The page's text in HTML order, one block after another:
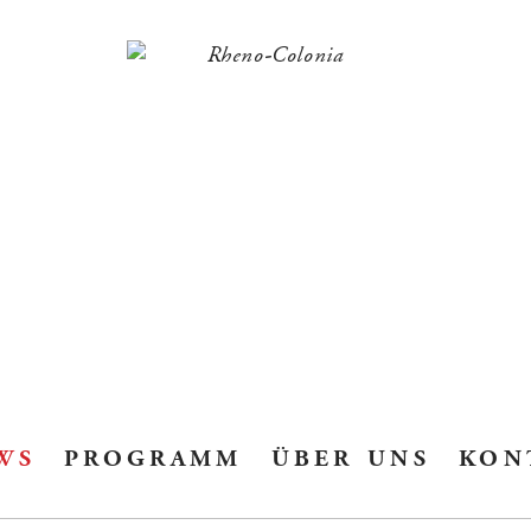
programm über uns